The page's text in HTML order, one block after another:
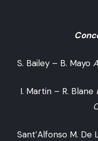
S. Bailey – B. Mayo
I. Martin – R. Blane
Sant’Alfonso M. De